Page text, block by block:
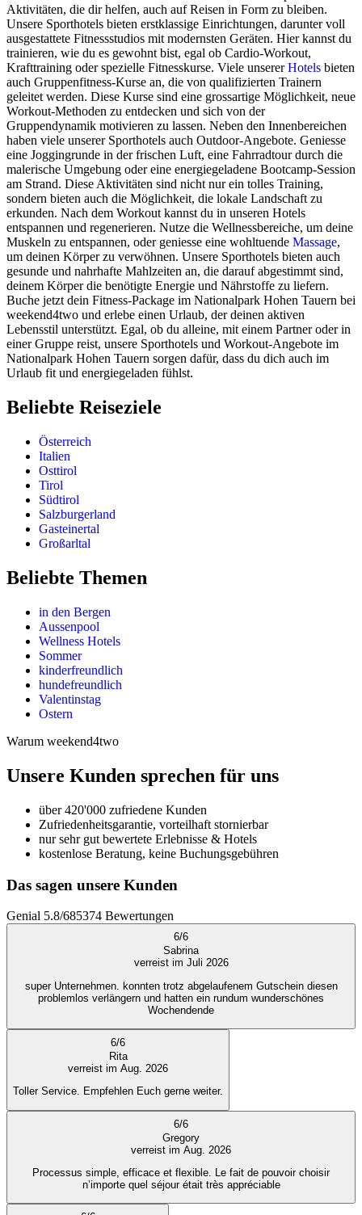
Aktivitäten, die dir helfen, auch auf Reisen in Form zu bleiben.
Unsere Sporthotels bieten erstklassige Einrichtungen, darunter voll
ausgestattete Fitnessstudios mit modernsten Geräten. Hier kannst du
trainieren, wie du es gewohnt bist, egal ob Cardio-Workout,
Krafttraining oder spezielle Fitnesskurse. Viele unsererHotels bieten
auch Gruppenfitness-Kurse an, die von qualifizierten Trainern
geleitet werden. Diese Kurse sind eine grossartige Möglichkeit, neue
Workout-Methoden zu entdecken und sich von der
Gruppendynamik motivieren zu lassen. Neben den Innenbereichen
haben viele unserer Sporthotels auch Outdoor-Angebote. Geniesse
eine Joggingrunde in der frischen Luft, eine Fahrradtour durch die
malerische Umgebung oder eine energiegeladene Bootcamp-Session
am Strand. Diese Aktivitäten sind nicht nur ein tolles Training,
sondern bieten auch die Möglichkeit, die lokale Landschaft zu
erkunden. Nach dem Workout kannst du in unseren Hotels
entspannen und regenerieren. Nutze die Wellnessbereiche, um deine
Muskeln zu entspannen, oder geniesse eine wohltuende Massage,
um deinen Körper zu verwöhnen. Unsere Sporthotels bieten auch
gesunde und nahrhafte Mahlzeiten an, die darauf abgestimmt sind,
deinem Körper die benötigte Energie und Nährstoffe zu liefern.
Buche jetzt dein Fitness-Package im Nationalpark Hohen Tauern bei
weekend4two und erlebe einen Urlaub, der deinen aktiven
Lebensstil unterstützt. Egal, ob du alleine, mit einem Partner oder in
einer Gruppe reist, unsere Sporthotels und Workout-Angebote im
Nationalpark Hohen Tauern sorgen dafür, dass du dich auch im
Urlaub fit und energiegeladen fühlst.
Beliebte Reiseziele
Österreich
Italien
Osttirol
Tirol
Südtirol
Salzburgerland
Gasteinertal
Großarltal
Beliebte Themen
in den Bergen
Aussenpool
Wellness Hotels
Sommer
kinderfreundlich
hundefreundlich
Valentinstag
Ostern
Warum weekend4two
Unsere Kunden sprechen für uns
über 420'000 zufriedene Kunden
Zufriedenheitsgarantie, vorteilhaft stornierbar
nur sehr gut bewertete Erlebnisse & Hotels
kostenlose Beratung, keine Buchungsgebühren
Das sagen unsere Kunden
Genial 5.8/685374 Bewertungen
6/6
Sabrina
verreist im Juli 2026
super Unternehmen. konnten trotz abgelaufenem Gutschein diesen
problemlos verlängern und hatten ein rundum wunderschönes
Wochendende
6/6
Rita
verreist im Aug. 2026
Toller Service. Empfehlen Euch gerne weiter.
6/6
Gregory
verreist im Aug. 2026
Processus simple, efficace et flexible. Le fait de pouvoir choisir
n’importe quel séjour était très appréciable